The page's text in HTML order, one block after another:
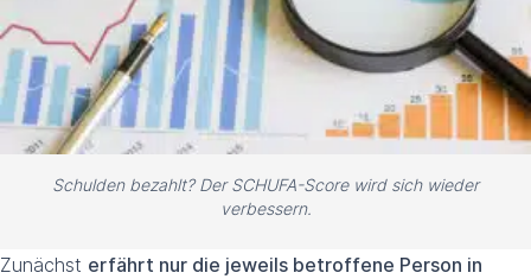
Schulden bezahlt? Der SCHUFA-Score wird sich wieder
verbessern.
Zunächst erfährt nur die jeweils betroffene Person in